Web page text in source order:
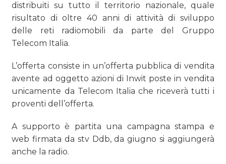
distribuiti su tutto il territorio nazionale, quale
risultato di oltre 40 anni di attività di sviluppo
delle reti radiomobili da parte del Gruppo
Telecom Italia.
L’offerta consiste in un’offerta pubblica di vendita
avente ad oggetto azioni di Inwit poste in vendita
unicamente da Telecom Italia che riceverà tutti i
proventi dell’offerta.
A supporto è partita una campagna stampa e
web firmata da stv Ddb, da giugno si aggiungerà
anche la radio.